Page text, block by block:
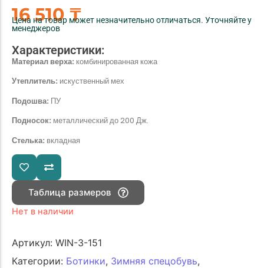
16 510₸
Цена на товар может незначительно отличаться. Уточняйте у
менеджеров
Характеристики:
Материал верха: комбинированная кожа
Утеплитель: искуственный мех
Подошва: ПУ
Подносок: металлический до 200 Дж.
Стелька: вкладная
Таблица размеров
Нет в наличии
Артикул: WIN-З-151
Категории: Ботинки, Зимняя спецобувь,